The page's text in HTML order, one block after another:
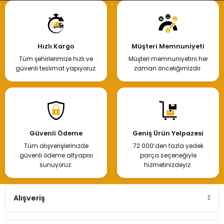
Hızlı Kargo
Tüm şehirlerimize hızlı ve
güvenli teslimat yapıyoruz.
Müşteri Memnuniyeti
Müşteri memnuniyetini her
zaman önceliğimizdir.
Güvenli Ödeme
Tüm alışverişlerinizde
güvenli ödeme altyapısı
sunuyoruz.
Geniş Ürün Yelpazesi
72.000’den fazla yedek
parça seçeneğiyle
hizmetinizdeyiz.
Alışveriş